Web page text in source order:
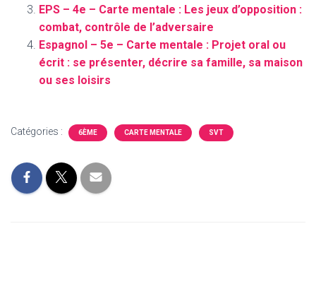
EPS – 4e – Carte mentale : Les jeux d’opposition :
combat, contrôle de l’adversaire
Espagnol – 5e – Carte mentale : Projet oral ou
écrit : se présenter, décrire sa famille, sa maison
ou ses loisirs
Catégories : 6ÈME CARTE MENTALE SVT